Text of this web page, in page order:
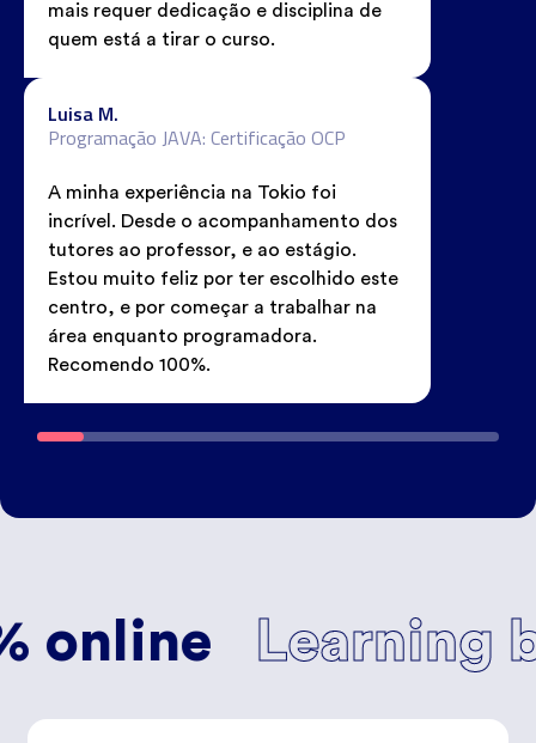
mais requer dedicação e disciplina de
quem está a tirar o curso.
Luisa M.
Programação JAVA: Certificação OCP
A minha experiência na Tokio foi
incrível. Desde o acompanhamento dos
tutores ao professor, e ao estágio.
Estou muito feliz por ter escolhido este
centro, e por começar a trabalhar na
área enquanto programadora.
Recomendo 100%.
Learning by